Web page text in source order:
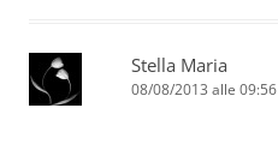
Stella Maria
08/08/2013 alle 09:56